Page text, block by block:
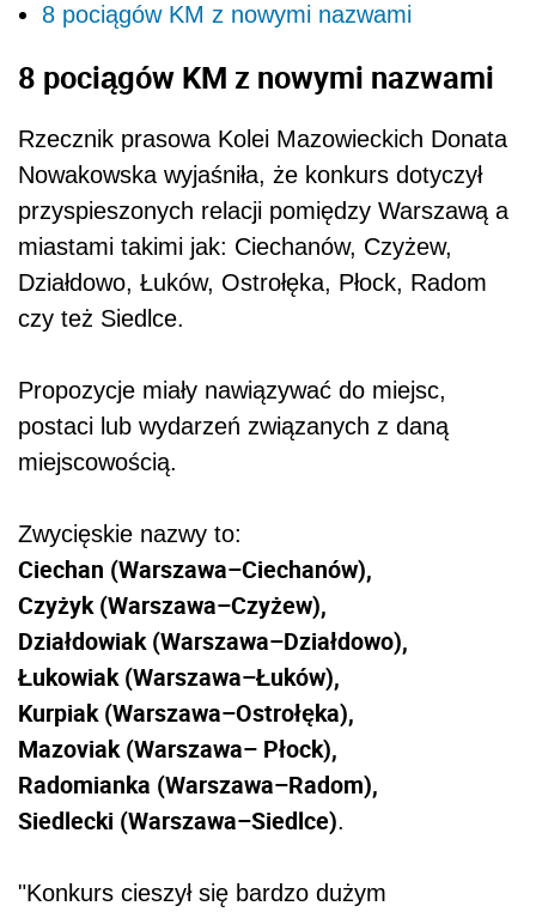
8 pociągów KM z nowymi nazwami
8 pociągów KM z nowymi nazwami
Rzecznik prasowa Kolei Mazowieckich Donata
Nowakowska wyjaśniła, że konkurs dotyczył
przyspieszonych relacji pomiędzy Warszawą a
miastami takimi jak: Ciechanów, Czyżew,
Działdowo, Łuków, Ostrołęka, Płock, Radom
czy też Siedlce.
Propozycje miały nawiązywać do miejsc,
postaci lub wydarzeń związanych z daną
miejscowością.
Zwycięskie nazwy to:
Ciechan (Warszawa–Ciechanów),
Czyżyk (Warszawa–Czyżew),
Działdowiak (Warszawa–Działdowo),
Łukowiak (Warszawa–Łuków),
Kurpiak (Warszawa–Ostrołęka),
Mazoviak (Warszawa– Płock),
Radomianka (Warszawa–Radom),
Siedlecki (Warszawa–Siedlce).
"Konkurs cieszył się bardzo dużym